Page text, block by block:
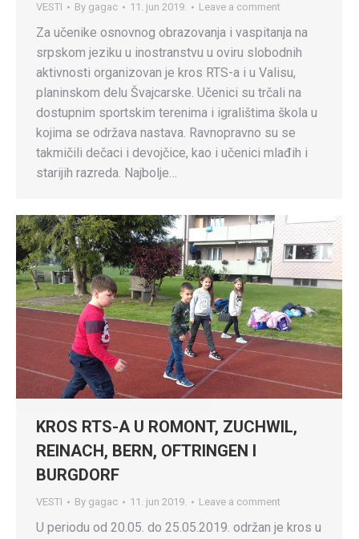
VESTI By gagac 11. jun 2019. Leave a comment
Za učenike osnovnog obrazovanja i vaspitanja na
srpskom jeziku u inostranstvu u oviru slobodnih
aktivnosti organizovan je kros RTS-a i u Valisu,
planinskom delu Švajcarske. Učenici su trčali na
dostupnim sportskim terenima i igralištima škola u
kojima se održava nastava. Ravnopravno su se
takmičili dečaci i devojčice, kao i učenici mlađih i
starijih razreda. Najbolje…
KROS RTS-A U ROMONT, ZUCHWIL,
REINACH, BERN, OFTRINGEN I
BURGDORF
VESTI By gagac 11. jun 2019. Leave a comment
U periodu od 20.05. do 25.05.2019. održan je kros u